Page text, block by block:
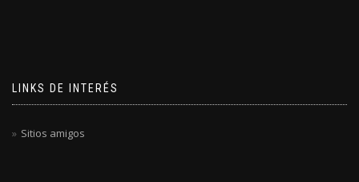
LINKS DE INTERÉS
Sitios amigos